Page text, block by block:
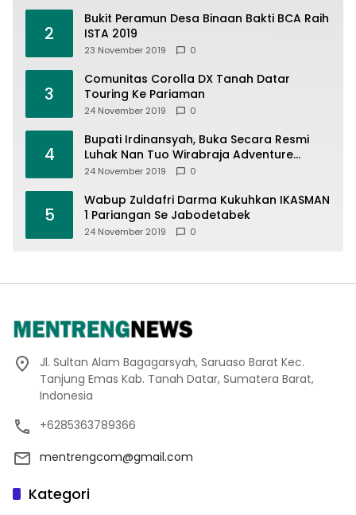
2
Bukit Peramun Desa Binaan Bakti BCA Raih
ISTA 2019
23 November 2019 0
3
Comunitas Corolla DX Tanah Datar
Touring Ke Pariaman
24 November 2019 0
4
Bupati Irdinansyah, Buka Secara Resmi
Luhak Nan Tuo Wirabraja Adventure
Offroad 2019
24 November 2019 0
5
Wabup Zuldafri Darma Kukuhkan IKASMAN
1 Pariangan Se Jabodetabek
24 November 2019 0
Jl. Sultan Alam Bagagarsyah, Saruaso Barat Kec.
Tanjung Emas Kab. Tanah Datar, Sumatera Barat,
Indonesia
+6285363789366
mentrengcom@gmail.com
Kategori